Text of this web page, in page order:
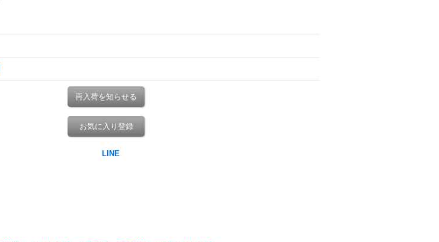
再入荷を知らせる
お気に入り登録